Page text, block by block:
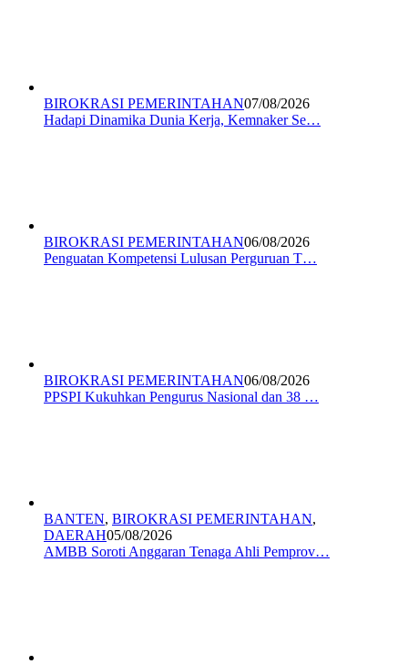
BIROKRASI PEMERINTAHAN07/08/2026
Hadapi Dinamika Dunia Kerja, Kemnaker Se…
BIROKRASI PEMERINTAHAN06/08/2026
Penguatan Kompetensi Lulusan Perguruan T…
BIROKRASI PEMERINTAHAN06/08/2026
PPSPI Kukuhkan Pengurus Nasional dan 38 …
BANTEN, BIROKRASI PEMERINTAHAN,
DAERAH05/08/2026
AMBB Soroti Anggaran Tenaga Ahli Pemprov…